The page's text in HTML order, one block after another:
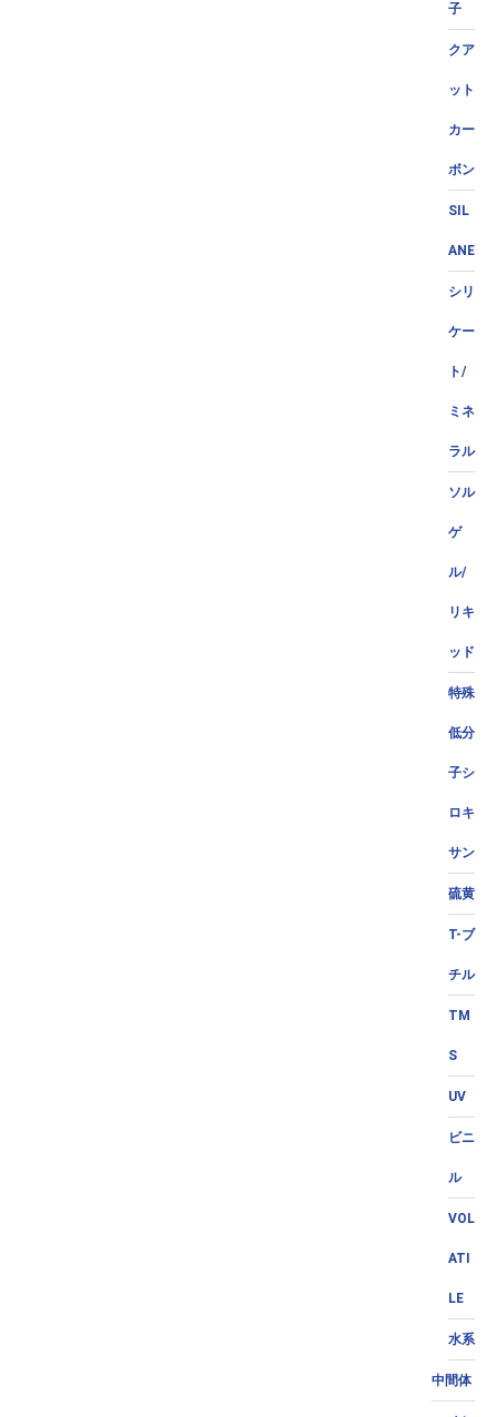
子
クア
ット
カー
ボン
SIL
ANE
シリ
ケー
ト/
ミネ
ラル
ソル
ゲ
ル/
リキ
ッド
特殊
低分
子シ
ロキ
サン
硫黄
T-ブ
チル
TM
S
UV
ビニ
ル
VOL
ATI
LE
水系
中間体